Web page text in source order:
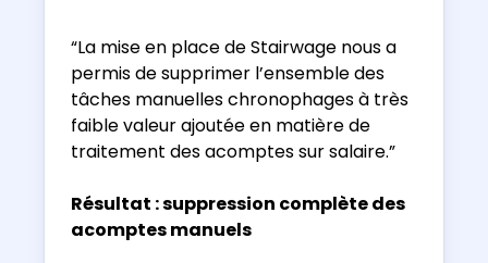
“La mise en place de Stairwage nous a
permis de supprimer l’ensemble des
tâches manuelles chronophages à très
faible valeur ajoutée en matière de
traitement des acomptes sur salaire.”
Résultat : suppression complète des
acomptes manuels